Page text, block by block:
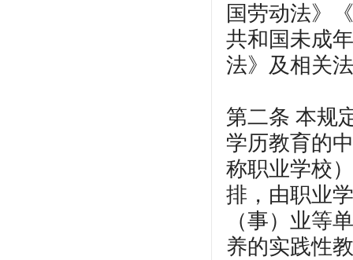
国劳动法》
共和国未成
法》及相关
第二条 本规
学历教育的
称职业学校
排，由职业
（事）业等
养的实践性